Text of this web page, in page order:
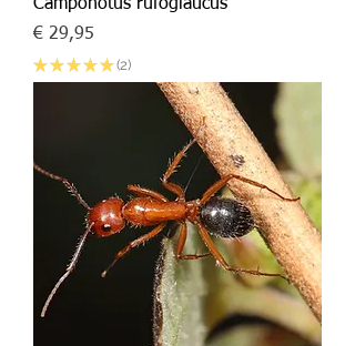
Camponotus rufoglaucus
Prijs
€ 29,95
★ ★ ★ ★ ★ 2
2